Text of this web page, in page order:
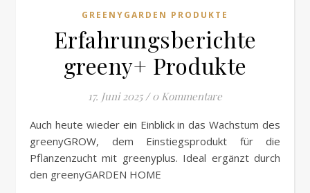
GREENYGARDEN PRODUKTE
Erfahrungsberichte
greeny+ Produkte
17. Juni 2025 / 0 Kommentare
Auch heute wieder ein Einblick in das Wachstum des
greenyGROW, dem Einstiegsprodukt für die
Pflanzenzucht mit greenyplus. Ideal ergänzt durch
den greenyGARDEN HOME